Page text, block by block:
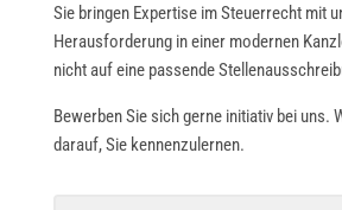
Sie bringen Expertise im Steuerrecht mit
Herausforderung in einer modernen
nicht auf eine passende
Bewerben Sie sich gerne initiativ bei uns.
darauf, Sie kennenzulernen.